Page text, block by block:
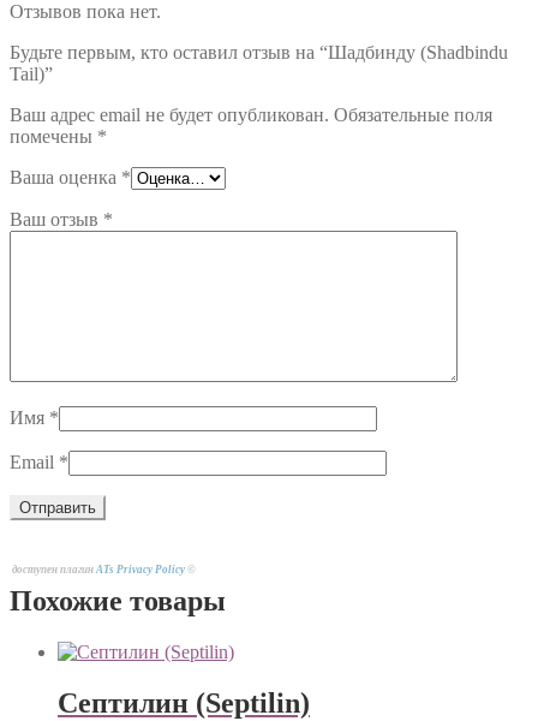
Отзывов пока нет.
Будьте первым, кто оставил отзыв на “Шадбинду (Shadbindu
Tail)”
Ваш адрес email не будет опубликован. Обязательные поля
помечены *
Ваша оценка *
Ваш отзыв *
Имя *
Email *
доступен плагин ATs Privacy Policy ©
Похожие товары
Септилин (Septilin)